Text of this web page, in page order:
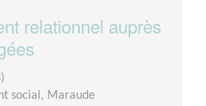
relationnel auprès
social, Maraude